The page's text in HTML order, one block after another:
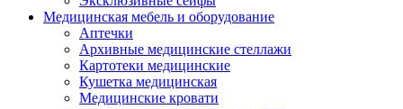
Медицинская мебель и оборудование
Аптечки
Архивные медицинские стеллажи
Картотеки медицинские
Кушетка медицинская
Медицинские кровати